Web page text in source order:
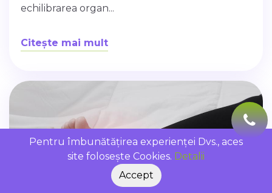
echilibrarea organ...
Citește mai mult
Pentru îmbunătățirea experienței Dvs., aces
site folosește Cookies. Detalii
Accept